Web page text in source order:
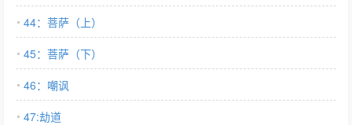
44：菩萨（上）
45：菩萨（下）
46：嘲讽
47:劫道